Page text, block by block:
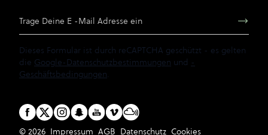
Dieses Formular ist durch reCAPTCHA geschützt - es gelten
die Google-Datenschutzbestimmungen und -
Geschäftsbedingungen.
© 2026 Impressum AGB Datenschutz Cookies